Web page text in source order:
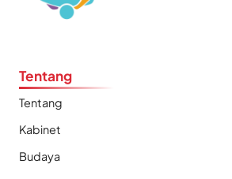
Tentang
Tentang
Kabinet
Budaya